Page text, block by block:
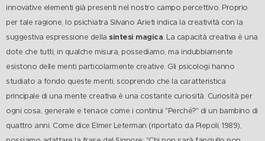
innovative elementi già presenti nel nostro campo percettivo. Proprio
per tale ragione, lo psichiatra Silvano Arieti indica la creatività con la
suggestiva espressione della sintesi magica. La capacità creativa è una
dote che tutti, in qualche misura, possediamo, ma indubbiamente
esistono delle menti particolarmente creative. Gli psicologi hanno
studiato a fondo queste menti, scoprendo che la caratteristica
principale di una mente creativa è una costante curiosità. Curiosità per
ogni cosa, generale e tenace come i continui "Perché?" di un bambino di
quattro anni. Come dice Elmer Leterman (riportato da Piepoli, 1989),